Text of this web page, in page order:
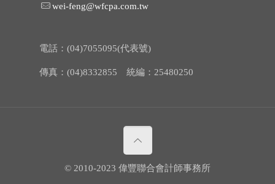
wei-feng@wfcpa.com.tw
電話：(04)7055095(代表號)
傳真：(04)8332855 統編：25480250
© 2010-2023 偉豐聯合會計師事務所